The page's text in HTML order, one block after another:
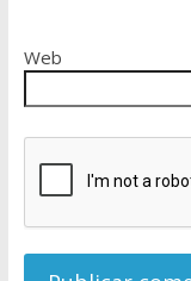
Web